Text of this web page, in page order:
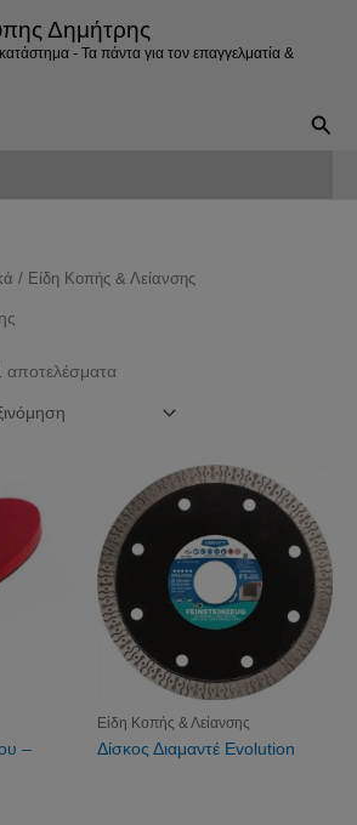
Δημήτρης
- Τα πάντα για τον επαγγελματία &
/ Είδη Κοπής & Λείανσης
αποτελέσματα
–
Είδη Κοπής & Λείανσης
Δίσκος Διαμαντέ Evolution